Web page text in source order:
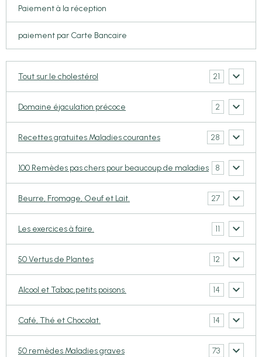
Paiement à la réception
paiement par Carte Bancaire
Tout sur le cholestérol 21
Domaine éjaculation précoce 2
Recettes gratuites Maladies courantes 28
100 Remèdes pas chers pour beaucoup de maladies 8
Beurre, Fromage, Oeuf et Lait. 27
Les exercices à faire. 11
50 Vertus de Plantes 12
Alcool et Tabac,petits poisons. 14
Café, Thé et Chocolat. 14
50 remèdes Maladies graves 73